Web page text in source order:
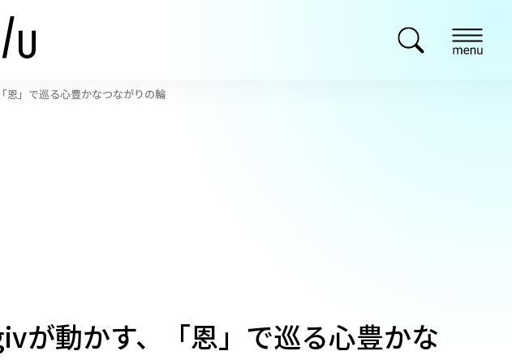
恩」で巡る心豊かなつながりの輪
が動かす、「恩」で巡る心豊かな